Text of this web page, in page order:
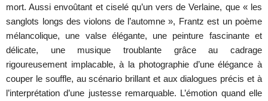
mort. Aussi envoûtant et ciselé qu’un vers de Verlaine, que « les
sanglots longs des violons de l’automne », Frantz est un poème
mélancolique, une valse élégante, une peinture fascinante et
délicate, une musique troublante grâce au cadrage
rigoureusement implacable, à la photographie d’une élégance à
couper le souffle, au scénario brillant et aux dialogues précis et à
l’interprétation d’une justesse remarquable. L’émotion quand elle